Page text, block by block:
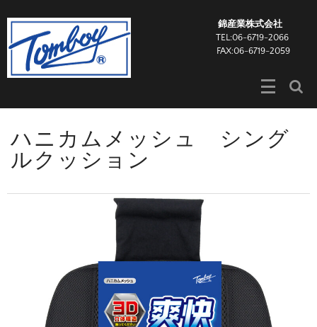
錦産業株式会社
TEL:06-6719-2066
FAX:06-6719-2059
ハニカムメッシュ シング
ルクッション